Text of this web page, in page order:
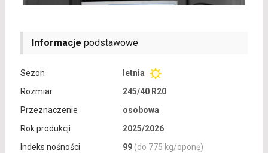
Informacje podstawowe
Sezon
letnia
Rozmiar
245/40 R20
Przeznaczenie
osobowa
Rok produkcji
2025/2026
Indeks nośności
99 (do 775 kg/oponę)